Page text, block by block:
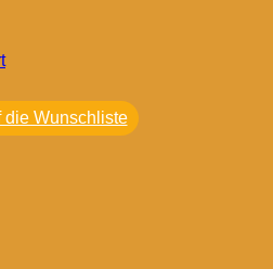
die Wunschliste